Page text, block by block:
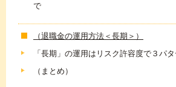
で
（退職金の運用方法＜長期＞）
「長期」の運用はリスク許容度で３パ
（まとめ）